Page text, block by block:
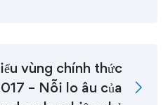
vùng chính thức
– Nỗi lo âu của